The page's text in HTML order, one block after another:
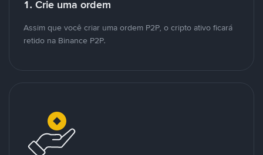
1. Crie uma ordem
Assim que você criar uma ordem P2P, o cripto ativo ficará
retido na Binance P2P.